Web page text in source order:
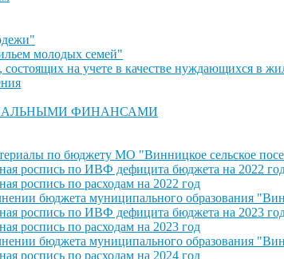
молодых семей"
на учете в качестве нуждающихся в
ФИНАНСАМИ
по бюджету МО "Винницкое сельское
роспись по ИВФ дефицита бюджета на 2022
роспись по расходам на 2022 год
бюджета муниципального образования
роспись по ИВФ дефицита бюджета на 2023
роспись по расходам на 2023 год
бюджета муниципального образования
роспись по расходам на 2024 год